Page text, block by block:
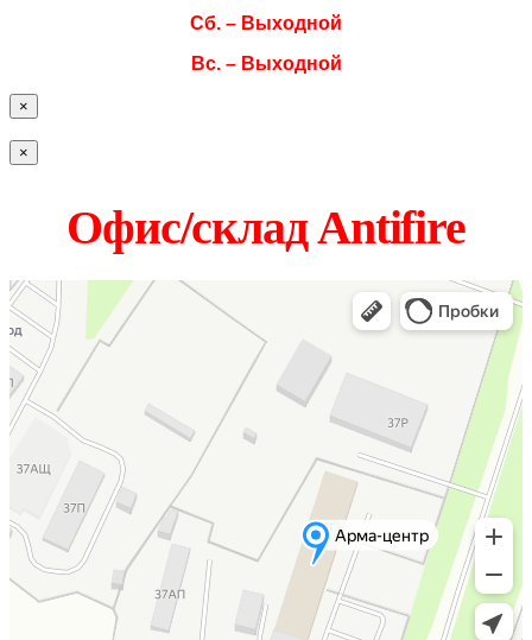
Сб. – Выходной
Вс. – Выходной
×
×
Офис/склад Antifire